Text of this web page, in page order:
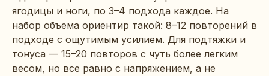
ягодицы и ноги, по 3–4 подхода каждое. На
набор объема ориентир такой: 8–12 повторений в
подходе с ощутимым усилием. Для подтяжки и
тонуса — 15–20 повторов с чуть более легким
весом, но все равно с напряжением, а не